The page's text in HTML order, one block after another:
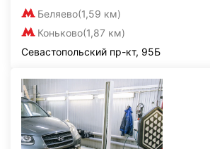
Беляево(1,59 км)
Коньково(1,87 км)
Севастопольский пр-кт, 95Б